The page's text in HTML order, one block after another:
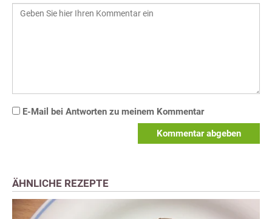
E-Mail bei Antworten zu meinem Kommentar
Kommentar abgeben
ÄHNLICHE REZEPTE